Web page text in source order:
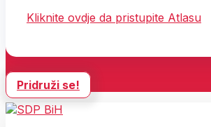
Kliknite ovdje da pristupite Atlasu
Pridruži se!